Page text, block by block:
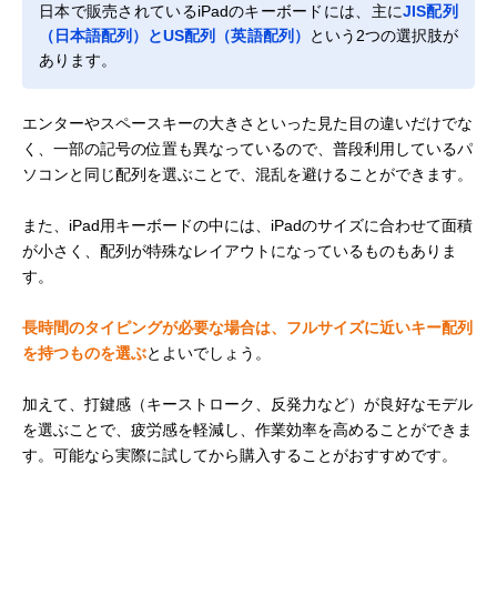
日本で販売されているiPadのキーボードには、主にJIS配列
（日本語配列）とUS配列（英語配列）
という2つの選択肢が
あります。
エンターやスペースキーの大きさといった見た目の違いだけでな
く、一部の記号の位置も異なっているので、普段利用しているパ
ソコンと同じ配列を選ぶことで、混乱を避けることができます。
また、iPad用キーボードの中には、iPadのサイズに合わせて面積
が小さく、配列が特殊なレイアウトになっているものもありま
す。
長時間のタイピングが必要な場合は、フルサイズに近いキー配列
を持つものを選ぶとよいでしょう。
加えて、打鍵感（キーストローク、反発力など）が良好なモデル
を選ぶことで、疲労感を軽減し、作業効率を高めることができま
す。可能なら実際に試してから購入することがおすすめです。